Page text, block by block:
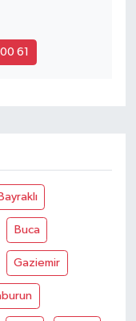
61
Bayraklı
Buca
Gaziemir